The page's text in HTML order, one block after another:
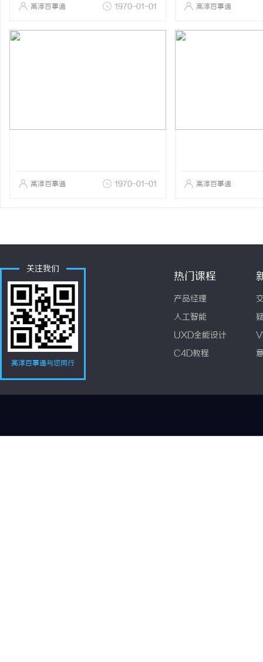
高淳百事通 1970-01-01 高淳百事通
高淳百事通 1970-01-01 高淳百事通
关注我们
高淳百事通与您同行
热门课程
产品经理
人工智能
UXD全能设计
C4D教程